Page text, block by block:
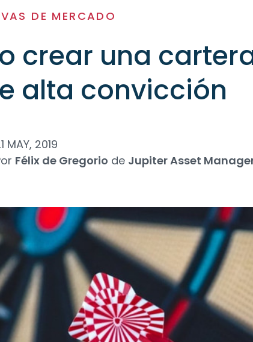
DE MERCADO
crear una
alta convicción
MAY, 2019
Félix de Gregorio de Jupiter Asset